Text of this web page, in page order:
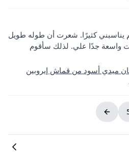
يناسبني كثيرًا. شعرت أن طوله طويل
واسعة جدًا علي. لذلك سأقوم
ميدي أسود من قماش إيروبين